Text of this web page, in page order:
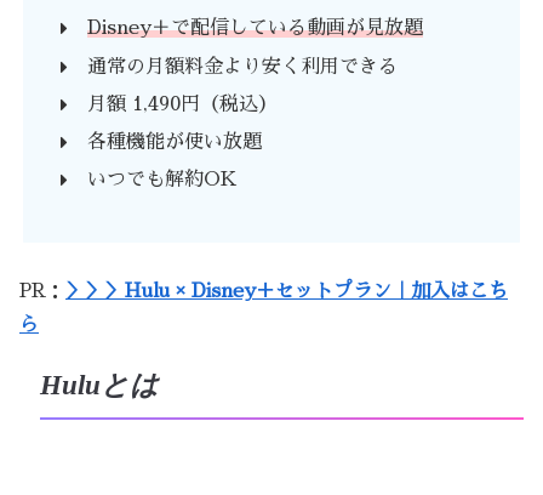
Disney＋で配信している動画が見放題
通常の月額料金より安く利用できる
月額 1,490円（税込）
各種機能が使い放題
いつでも解約OK
PR：
＞＞＞Hulu × Disney＋セットプラン｜加入はこち
ら
Huluとは